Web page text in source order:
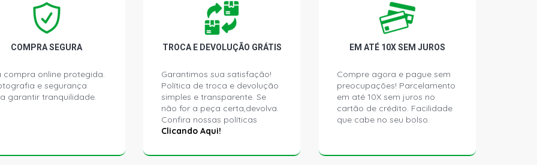
DEFENDER 110 PICKUP 2.5 8V GASOLINA (1995 -
2006)
DEFENDER 90 PICKUP 2.5 8V GASOLINA (1995 -
2004)
DEFENDER 110 SW 2.5 8V GASOLINA (1998 - 2006)
DEFENDER 130 SW 2.5 8V GASOLINA (1993 - 2006)
DEFENDER 90 SW 2.5 8V GASOLINA (1992 - 2006)
COMPRA SEGURA
compra online protegida.
e segurança
garantir tranquilidade.
TROCA E DEVOLUÇÃO GRÁTIS
Garantimos sua satisfação!
Política de troca e devolução
simples e transparente. Se
não for a peça certa,devolva.
Confira nossas políticas
Clicando Aqui!
EM ATÉ 10X SEM JUROS
Compre agora e pague sem
preocupações! Parcelamento
em até 10X sem juros no
cartão de crédito. Facilidade
que cabe no seu bolso.